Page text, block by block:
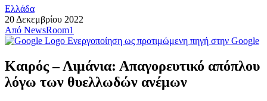
Ελλάδα
20 Δεκεμβρίου 2022
Από NewsRoom1
Ενεργοποίηση ως προτιμώμενη πηγή στην Google
Καιρός – Λιμάνια: Απαγορευτικό απόπλου
λόγω των θυελλωδών ανέμων